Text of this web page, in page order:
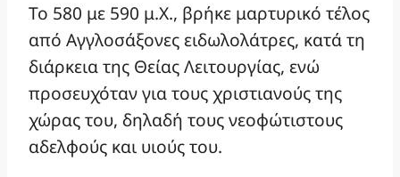
Το 580 με 590 μ.Χ., βρήκε μαρτυρικό τέλος
από Αγγλοσάξονες ειδωλολάτρες, κατά τη
διάρκεια της Θείας Λειτουργίας, ενώ
προσευχόταν για τους χριστιανούς της
χώρας του, δηλαδή τους νεοφώτιστους
αδελφούς και υιούς του.